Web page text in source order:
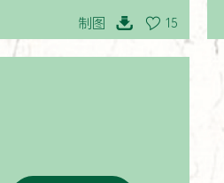
制图 15